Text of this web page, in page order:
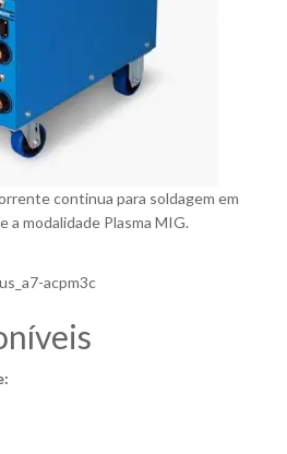
continua para soldagem em
modalidade Plasma MIG.
acpm3c